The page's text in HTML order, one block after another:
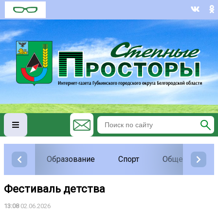
Образование Спорт Общество
Фестиваль детства
13:0802.06.2026